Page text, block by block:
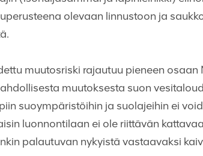
olevaan linnustoon ja
muutosriski rajautuu pieneen osaan
muutoksesta suon
suoympäristöihin ja suolajeihin ei
luonnontilaan ei ole riittävän
palautuvan nykyistä vastaavaksi